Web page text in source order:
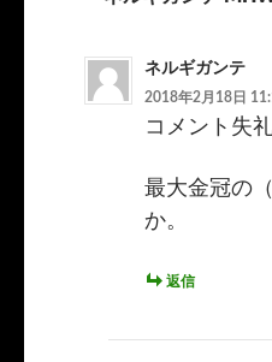
ネルギガンテ
2018年2月18日
コメント失
最大金冠の
か。
返信